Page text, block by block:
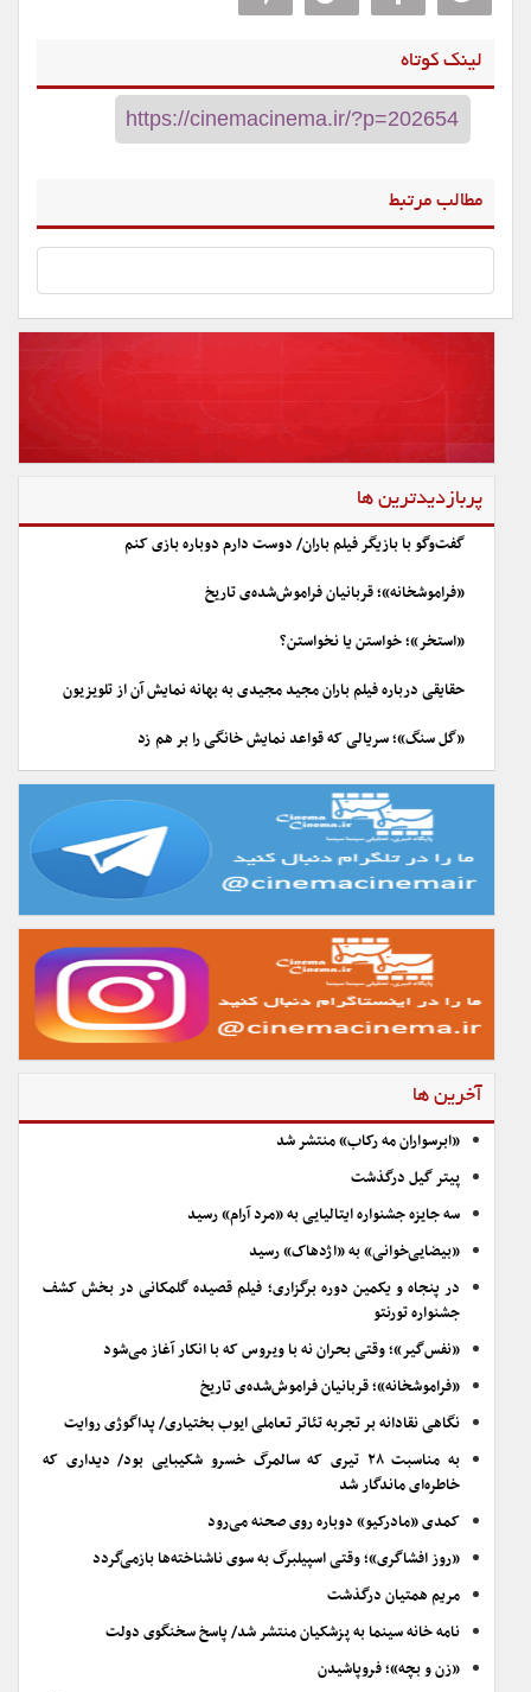
لینک کوتاه
مطالب مرتبط
پربازدیدترین ها
گفت‌وگو با بازیگر فیلم باران/ دوست دارم دوباره بازی کنم
«فراموشخانه»؛ قربانیان فراموش‌شده‌ی تاریخ
«استخر»؛ خواستن یا نخواستن؟
حقایقی درباره فیلم باران مجید مجیدی به بهانه نمایش آن از تلویزیون
«گل سنگ»؛ سریالی که قواعد نمایش خانگی را بر هم زد
آخرین ها
«ابرسواران مه رکاب» منتشر شد
پیتر گیل درگذشت
سه جایزه جشنواره ایتالیایی به «مرد آرام» رسید
«بیضایی‌خوانی» به «اژدهاک» رسید
در پنجاه و یکمین دوره برگزاری؛ فیلم قصیده گلمکانی در بخش کشف
جشنواره تورنتو
«نفس‌گیر»؛ وقتی بحران نه با ویروس که با انکار آغاز می‌شود
«فراموشخانه»؛ قربانیان فراموش‌شده‌ی تاریخ
نگاهی نقادانه بر تجربه تئاتر تعاملی ایوب بختیاری/ پداگوژی روایت
به مناسبت ۲۸ تیری که سالمرگ خسرو شکیبایی بود/ دیداری که
خاطره‌ای ماندگار شد
کمدی «مادرکیو» دوباره روی صحنه می‌رود
«روز افشاگری»؛ وقتی اسپیلبرگ به سوی ناشناخته‌ها بازمی‌گردد
مریم همتیان درگذشت
نامه خانه سینما به پزشکیان منتشر شد/ پاسخ سخنگوی دولت
«زن و بچه»؛ فروپاشیدن